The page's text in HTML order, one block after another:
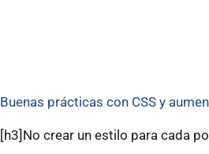
Buenas prácticas con CSS y
[h3]No crear un estilo para cada